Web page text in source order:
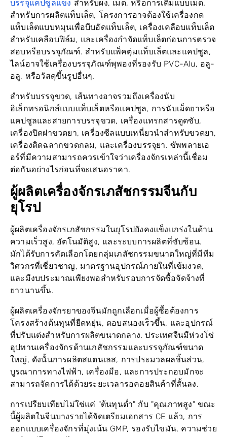
สำหรับการผลิตแท็บเล็ต, โครงการอาจต้องใช้เครื่องกด
แท็บเล็ตแบบหมุนเพื่อบีบอัดแท็บเล็ต, เครื่องเคลือบแท็บเล็ต
สำหรับเคลือบฟิล์ม, และเครื่องกำจัดแท็บเล็ตก่อนการตรวจ
สอบหรือบรรจุภัณฑ์. สำหรับแพ็คตุ่มแท็บเล็ตและแคปซูล,
ไลน์อาจใช้เครื่องบรรจุภัณฑ์พุพองที่รองรับ PVC-Alu, อลู-
อลู, หรือวัสดุขึ้นรูปอื่นๆ.
อิเล็กทรอนิกส์แบบแท็บเล็ตหรือแคปซูล, การนับเม็ดยาหรือ
แคปซูลและสายการบรรจุขวด, เครื่องแทรกสารดูดซับ,
เครื่องปิดฝาขวดยา, เครื่องซีลแบบเหนี่ยวนำสำหรับขวดยา,
เครื่องติดฉลากขวดกลม, และเครื่องบรรจุยา. ซัพพลายเอ
อร์ที่มีความสามารถควรเข้าใจว่าเครื่องจักรเหล่านี้เชื่อม
ต่อกันอย่างไรก่อนที่จะเสนอราคา.
ผู้ผลิตเครื่องจักรเภสัชกรรมจีนกับ
ยุโรป
ความเร็วสูง, อัตโนมัติสูง, และระบบการผลิตที่ซับซ้อน.
มักได้รับการคัดเลือกโดยกลุ่มเภสัชกรรมขนาดใหญ่ที่มีทีม
วิศวกรที่เชี่ยวชาญ, มาตรฐานอุปกรณ์ภายในที่เข้มงวด,
และมีงบประมาณเพียงพอสำหรับรอบการจัดซื้อจัดจ้างที่
ยาวนานขึ้น.
โครงสร้างต้นทุนที่ยืดหยุ่น, ตอบสนองเร็วขึ้น, และอุปกรณ์
ที่ปรับแต่งสำหรับการผลิตขนาดกลาง. ประเทศจีนมีห่วงโซ่
อุปทานเครื่องจักรด้านเภสัชกรรมและบรรจุภัณฑ์ขนาด
ใหญ่, ดังนั้นการผลิตสแตนเลส, การประมวลผลชิ้นส่วน,
บูรณาการทางไฟฟ้า, เครื่องมือ, และการประกอบมักจะ
สามารถจัดการได้ด้วยระยะเวลารอคอยสินค้าที่สั้นลง.
นี้ผู้ผลิตในจีนบางรายได้จัดเตรียมเอกสาร CE แล้ว, การ
ออกแบบเครื่องจักรที่มุ่งเน้น GMP, รองรับไขมัน, ความช่วย
เหลือวิดีโอระยะไกล, และการประสานงานบริการต่าง